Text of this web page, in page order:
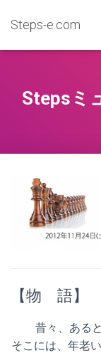
Steps-e.com
Stepsミ
【物 語】
昔々、ある
そこには、年老